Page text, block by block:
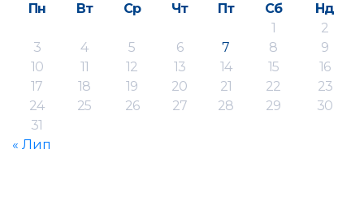
Пн
Вт Ср Чт Пт Сб
Нд
1
2
3
4 5 6 7 8
9
10
11 12 13 14 15
16
17
18 19 20 21 22
23
24
25 26 27 28 29
30
31
« Лип